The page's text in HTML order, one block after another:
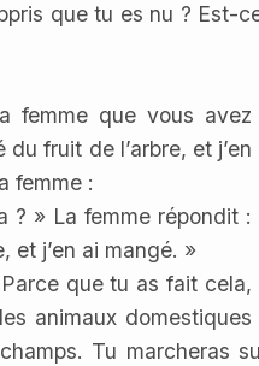
que tu es nu ? Est-
femme que vous avez
fruit de l’arbre, et j’en
femme :
? » La femme répondit :
et j’en ai mangé. »
que tu as fait cela,
animaux domestiques
Tu marcheras